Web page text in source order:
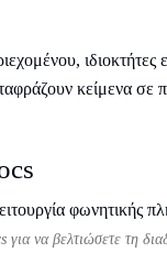
ιδιοκτήτες
κείμενα σε
να βελτιώσετε τη